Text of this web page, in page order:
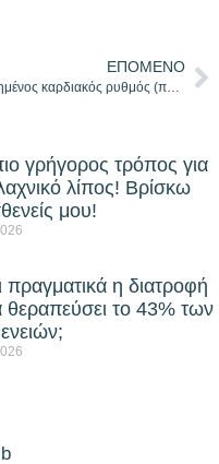
ΕΠΌΜΕΝΟ
Αυξημένος καρδιακός ρυθμός (παρενέργειες κάνναβης)
γρήγορος τρόπος για
λίπος! Βρίσκω
μου!
πραγματικά η διατροφή
το 43% των